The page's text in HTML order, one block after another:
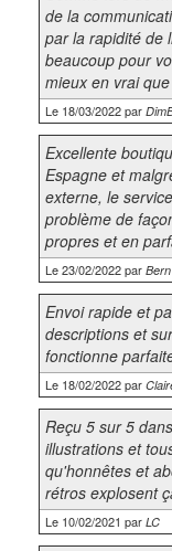
de la
par la rapidité de
beaucoup pour
mieux en vrai
Le 18/03/2022 par
Excellente
Espagne et
externe, le
problème de
propres et en
Le 23/02/2022 par Bern
Envoi rapide et
descriptions et
fonctionne
Le 18/02/2022 par
Reçu 5 sur 5
illustrations et
qu'honnêtes et
rétros explosent
Le 10/02/2021 par LC